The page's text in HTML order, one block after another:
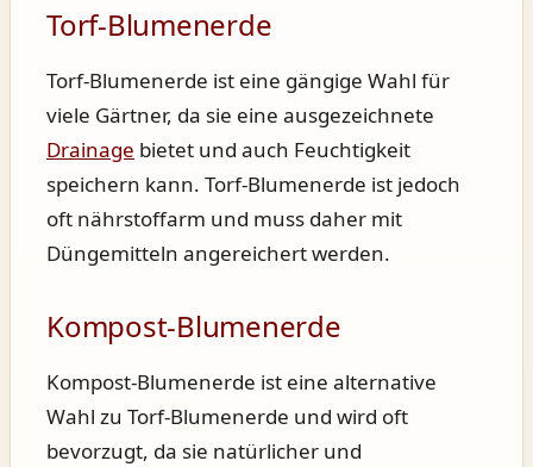
Torf-Blumenerde
Torf-Blumenerde ist eine gängige Wahl für
viele Gärtner, da sie eine ausgezeichnete
Drainage bietet und auch Feuchtigkeit
speichern kann. Torf-Blumenerde ist jedoch
oft nährstoffarm und muss daher mit
Düngemitteln angereichert werden.
Kompost-Blumenerde
Kompost-Blumenerde ist eine alternative
Wahl zu Torf-Blumenerde und wird oft
bevorzugt, da sie natürlicher und